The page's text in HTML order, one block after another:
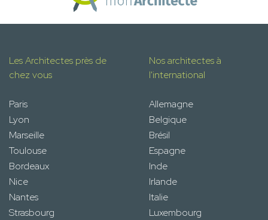
Les Architectes près de
chez vous
Paris
Lyon
Marseille
Toulouse
Bordeaux
Nice
Nantes
Strasbourg
Nos architectes à
l'international
Allemagne
Belgique
Brésil
Espagne
Inde
Irlande
Italie
Luxembourg